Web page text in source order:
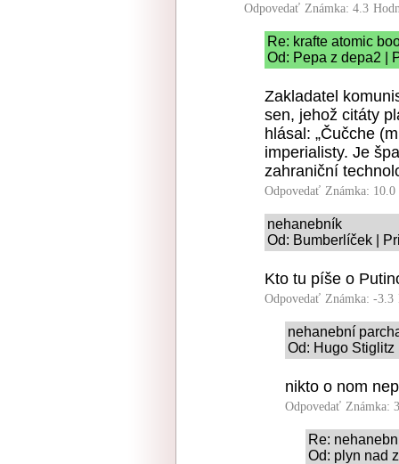
Odpovedať Známka: 4.3
Re: krafte atomic
Od: Pepa z depa2 |
Zakladatel
sen, jehož citáty
hlásal: „Čučche
imperialisty. Je
zahraniční
Odpovedať Známka: 10.0
nehanebník
Od: Bumberlíček |
Kto tu píše o
Odpovedať Známka: -3.3
nehanební
Od: Hugo Stiglitz
nikto o nom
Odpovedať Známka:
Re:
Od: plyn nad